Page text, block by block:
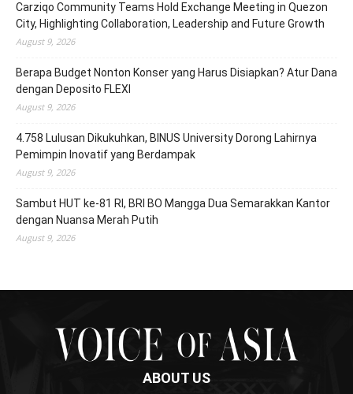
Carziqo Community Teams Hold Exchange Meeting in Quezon
City, Highlighting Collaboration, Leadership and Future Growth
August 9, 2026
Berapa Budget Nonton Konser yang Harus Disiapkan? Atur Dana
dengan Deposito FLEXI
August 9, 2026
4.758 Lulusan Dikukuhkan, BINUS University Dorong Lahirnya
Pemimpin Inovatif yang Berdampak
August 9, 2026
Sambut HUT ke-81 RI, BRI BO Mangga Dua Semarakkan Kantor
dengan Nuansa Merah Putih
August 9, 2026
ABOUT US